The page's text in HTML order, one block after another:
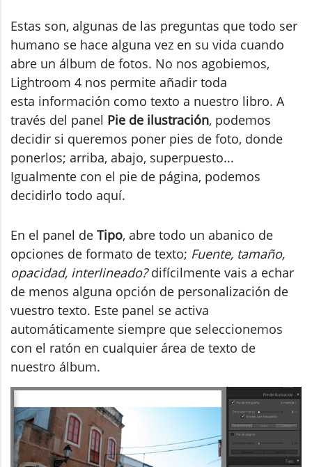
Estas son, algunas de las preguntas que todo ser
humano se hace alguna vez en su vida cuando
abre un álbum de fotos. No nos agobiemos,
Lightroom 4 nos permite añadir toda
esta información como texto a nuestro libro. A
través del panel Pie de ilustración, podemos
decidir si queremos poner pies de foto, donde
ponerlos; arriba, abajo, superpuesto...
Igualmente con el pie de página, podemos
decidirlo todo aquí.
En el panel de Tipo, abre todo un abanico de
opciones de formato de texto; Fuente, tamaño,
opacidad, interlineado?difícilmente vais a echar
de menos alguna opción de personalización de
vuestro texto. Este panel se activa
automáticamente siempre que seleccionemos
con el ratón en cualquier área de texto de
nuestro álbum.